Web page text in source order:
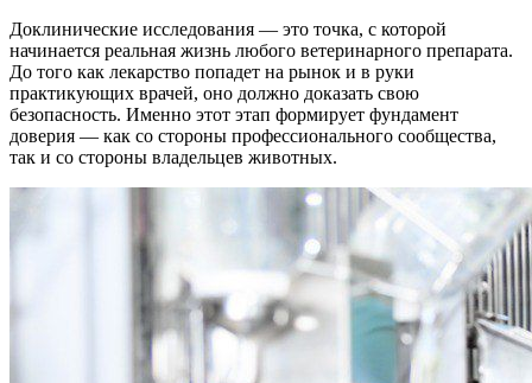
Доклинические исследования — это точка, с которой
начинается реальная жизнь любого ветеринарного препарата.
До того как лекарство попадет на рынок и в руки
практикующих врачей, оно должно доказать свою
безопасность. Именно этот этап формирует фундамент
доверия — как со стороны профессионального сообщества,
так и со стороны владельцев животных.